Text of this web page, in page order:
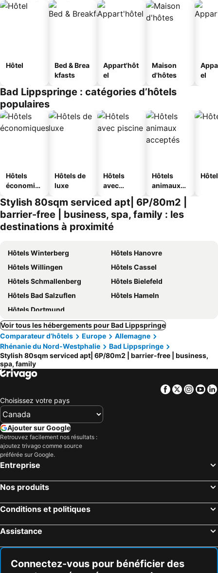
Hôtel
Bed & Brea
kfasts
Appart'hôt
el
Maison
d'hôtes
el
Bad Lippspringe : catégories d’hôtels
populaires
Hôtels
économiq
Hôtels de
luxe
Hôtels
avec
Hôtels
animaux
Stylish 80sqm serviced apt| 6P/80m2 |
barrier-free | business, spa, family : les
destinations à proximité
Hôtels Winterberg
Hôtels Hanovre
Hôtels Willingen
Hôtels Cassel
Hôtels Schmallenberg
Hôtels Bielefeld
Hôtels Bad Salzuflen
Hôtels Hameln
Hôtels Dortmund
Voir tous les hébergements pour Bad Lippspringe
Comparateur d’hôtels
Europe
Allemagne
Rhénanie du Nord-Westphalie
Bad Lippspringe
Stylish 80sqm serviced apt| 6P/80m2 | barrier-free | business,
spa, family
Facebook
Twitter
Choisissez votre pays
Ajouter sur Google
Retrouvez facilement nos résultats :
ajoutez trivago comme source
préférée sur Google.
Entreprise
Nos produits
Conditions et politiques
Assistance
Connectez-vous pour bénéficier des